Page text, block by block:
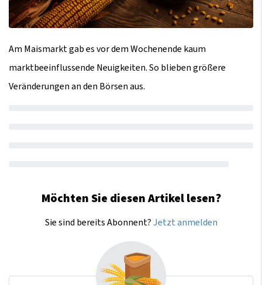
Am Maismarkt gab es vor dem Wochenende kaum
marktbeeinflussende Neuigkeiten. So blieben größere
Veränderungen an den Börsen aus.
Möchten Sie diesen Artikel lesen?
Sie sind bereits Abonnent?Jetzt anmelden